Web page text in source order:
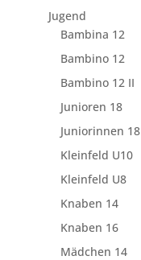
Jugend
Bambina 12
Bambino 12
Bambino 12 II
Junioren 18
Juniorinnen 18
Kleinfeld U10
Kleinfeld U8
Knaben 14
Knaben 16
Mädchen 14